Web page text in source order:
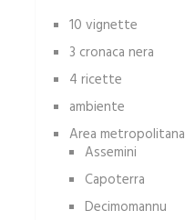
10 vignette
3 cronaca nera
4 ricette
ambiente
Area metropolitana
Assemini
Capoterra
Decimomannu